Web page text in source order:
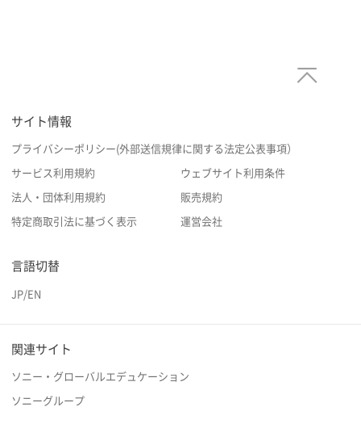
サイト情報
プライバシーポリシー(外部送信規律に関する法定公表事項）
サービス利用規約 ウェブサイト利用条件
法人・団体利用規約 販売規約
特定商取引法に基づく表示 運営会社
言語切替
JP/EN
関連サイト
ソニー・グローバルエデュケーション
ソニーグループ